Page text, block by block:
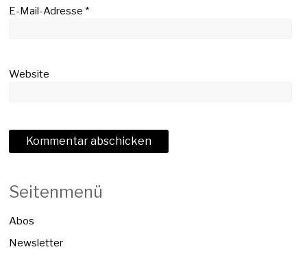
E-Mail-Adresse*
Website
Seitenmenü
Abos
Newsletter